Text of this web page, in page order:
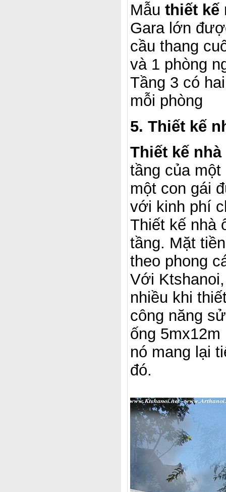
Mẫu thiết kế
Gara lớn
cầu thang
và 1 phòng
Tầng 3 có
mỗi phòng
5. Thiết kế
Thiết kế
tầng của
một con gái
với kinh phí
Thiết kế nhà
tầng. Mặt
theo phong
Với
nhiều khi
công năng
ống
nó mang lại
đó.